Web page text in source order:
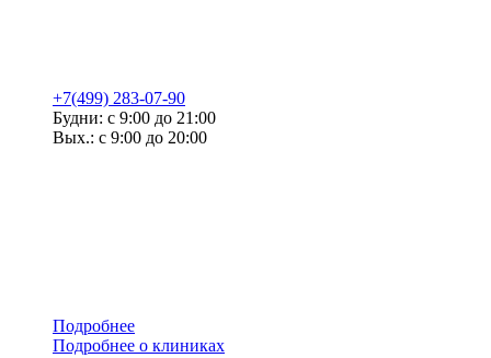
+7(499) 283-07-90
Будни: с 9:00 до 21:00
Вых.: с 9:00 до 20:00
Подробнее
Подробнее о клиниках